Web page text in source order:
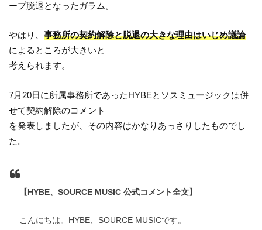
ープ脱退となったガラム。
やはり、事務所の契約解除と脱退の大きな理由はいじめ議論
によるところが大きいと
考えられます。
7月20日に所属事務所であったHYBEとソスミュージックは併
せて契約解除のコメント
を発表しましたが、その内容はかなりあっさりしたものでし
た。
【HYBE、SOURCE MUSIC 公式コメント全文】
こんにちは。HYBE、SOURCE MUSICです。